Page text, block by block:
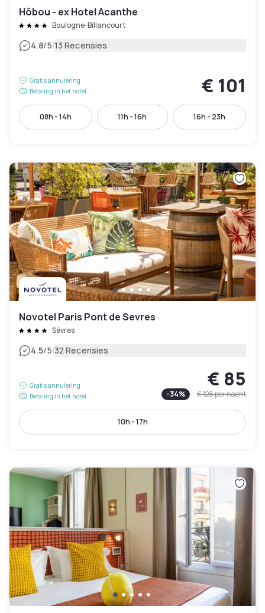
Hôbou - ex Hotel Acanthe
Boulogne-Billancourt
4.8/5|13 Recensies
Gratis annulering
Betaling in het hotel
€ 101
08h - 14h 11h - 16h 16h - 23h
Novotel Paris Pont de Sevres
Sèvres
4.5/5|32 Recensies
Gratis annulering
Betaling in het hotel
€ 85
-34% € 128per nacht
10h - 17h